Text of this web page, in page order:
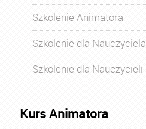
Szkolenie Animatora
Szkolenie dla Nauczyciela
Szkolenie dla Nauczycieli
Kurs Animatora